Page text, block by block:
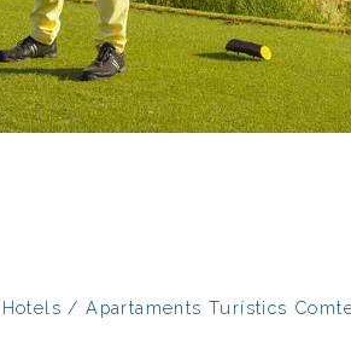
/Apartaments Turístics